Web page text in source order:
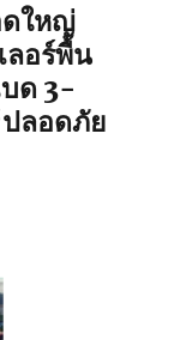
ดใหญ่
ลอร์พื้น
บด 3-
ลอดภัย